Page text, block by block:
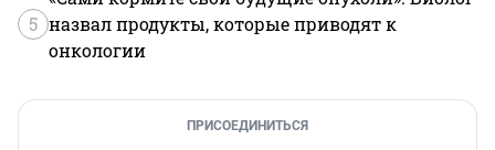
5 назвал продукты, которые приводят к
онкологии
ПРИСОЕДИНИТЬСЯ